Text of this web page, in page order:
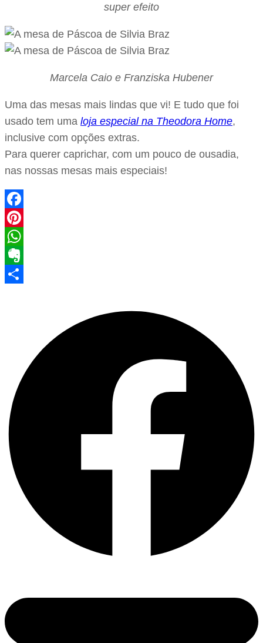
super efeito
Marcela Caio e Franziska Hubener
Uma das mesas mais lindas que vi! E tudo que foi
usado tem uma loja especial na Theodora Home,
inclusive com opções extras.
Para querer caprichar, com um pouco de ousadia,
nas nossas mesas mais especiais!
Facebook
Pinterest
WhatsApp
Evernote